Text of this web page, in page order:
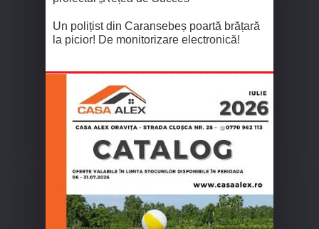
Un polițist din Caransebeș poartă brățară
la picior! De monitorizare electronică!